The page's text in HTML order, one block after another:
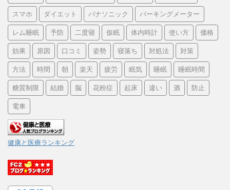
スマホ ダイエット パナソニック パーキングメーター
レム睡眠 予防 二度寝 仮眠 体内時計 使い方 価格
効果 原因 口コミ 姿勢 寝落ち 対処法 対策
方法 時間 朝 楽天 疲労 眠気 睡眠 睡眠時間
糖質制限 結婚 脳 花粉症 起床 違い 酒 防止
電車
健康と医療ランキング